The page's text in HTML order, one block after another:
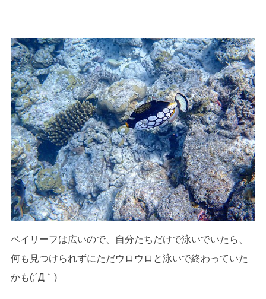
ベイリーフは広いので、自分たちだけで泳いでいたら、
何も見つけられずにただウロウロと泳いで終わっていた
かも(;´Д｀)